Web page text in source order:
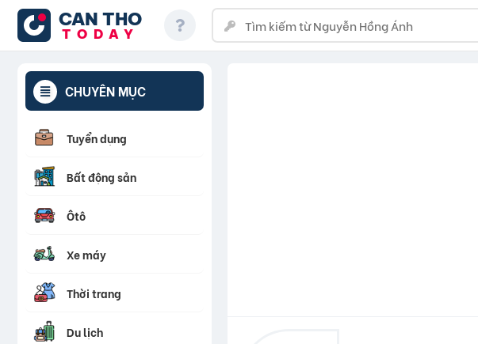
CAN THO
TODAY
CHUYÊN MỤC
Tuyển dụng
Bất động sản
Ôtô
Xe máy
Thời trang
Du lịch